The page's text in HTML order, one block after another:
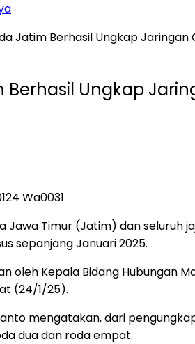
Jatim Berhasil Ungkap Jaringan
Berhasil Ungkap
Jawa Timur (Jatim) dan
sepanjang Januari 2025.
oleh Kepala Bidang Hubungan
(24/1/25).
mengatakan, dari
dua dan roda empat.